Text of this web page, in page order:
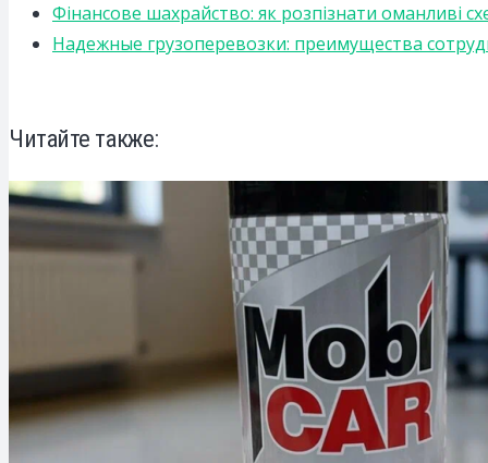
Фінансове шахрайство: як розпізнати оманливі
Надежные грузоперевозки: преимущества
Читайте также: